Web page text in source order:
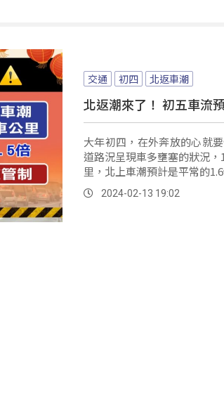
交通 初四 北返車潮
北返潮來了！ 初五車流
大年初四，在外奔放的心就
道路況呈現車多壅塞的狀況
里，北上車潮預計是平常的1.6
2024-02-13 19:02